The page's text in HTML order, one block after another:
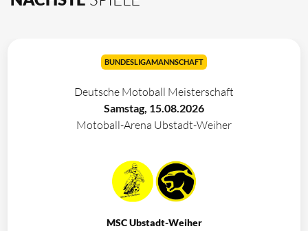
BUNDESLIGAMANNSCHAFT
Deutsche Motoball Meisterschaft
Samstag, 15.08.2026
Motoball-Arena Ubstadt-Weiher
MSC Ubstadt-Weiher